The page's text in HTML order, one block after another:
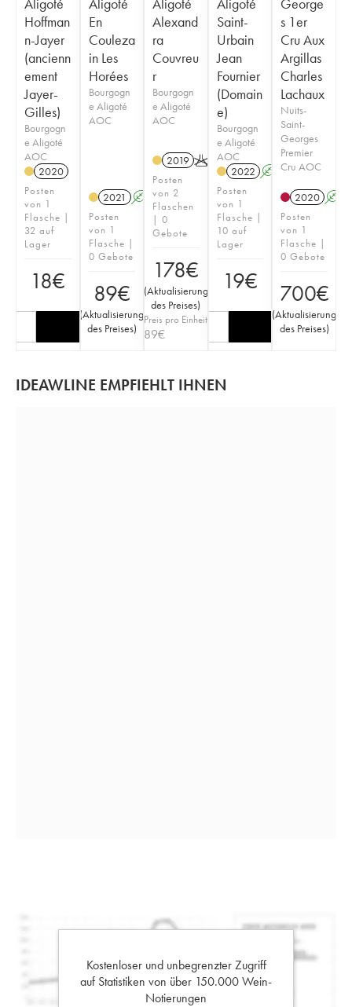
Hoffman
n-Jayer
(ancienn
ement
Jayer-
Gilles)
Bourgogn
e Aligoté
AOC
2020
Posten
von 1
Flasche |
32 auf
Lager
18€
En
Couleza
in Les
Horées
Bourgogn
e Aligoté
AOC
2021 A K
Posten
von 1
Flasche |
0 Gebote
89€
(Aktualisierung
des Preises)
Alexand
ra
Couvreu
r
Bourgogn
e Aligoté
AOC
2019 K
Posten
von 2
Flaschen
| 0
Gebote
178€
(Aktualisierung
des Preises)
Preis pro Einheit
89€
Saint-
Urbain
Jean
Fournier
(Domain
e)
Bourgogn
e Aligoté
AOC
2022 A
Posten
von 1
Flasche |
10 auf
Lager
19€
s 1er
Cru Aux
Argillas
Charles
Lachaux
Nuits-
Saint-
Georges
Premier
Cru AOC
2020 A
Posten
von 1
Flasche |
0 Gebote
700€
(Aktualisierung
des Preises)
IDEAWLINE EMPFIEHLT IHNEN
Kostenloser und unbegrenzter Zugriff
auf Statistiken von über 150.000 Wein-
Notierungen